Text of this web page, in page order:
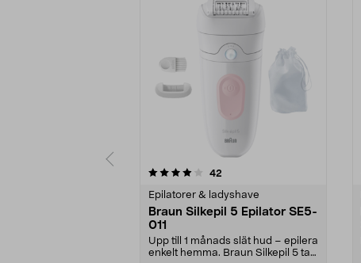
42
Epilatorer & ladyshave
Braun Silkepil 5 Epilator SE5-
011
Upp till 1 månads slät hud – epilera
enkelt hemma. Braun Silkepil 5 tar
4.5 av 5 stjärnor